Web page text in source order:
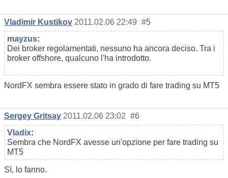
Vladimir Kustikov 2011.02.06 22:49 #5
mayzus:
Dei broker regolamentati, nessuno ha ancora deciso. Tra i
broker offshore, qualcuno l'ha introdotto.
NordFX sembra essere stato in grado di fare trading su MT5
Sergey Gritsay 2011.02.06 23:02 #6
Vladix:
Sembra che NordFX avesse un'opzione per fare trading su
MT5
Sì, lo fanno.